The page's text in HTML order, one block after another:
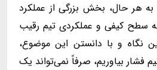
هر حال، بخش بزرگی از عملکرد
سطح کیفی و عملکردی تیم رقیب
نگاه و با دانستن این موضوع،
فشار بیاوریم، صرفاً نمی‌تواند یک